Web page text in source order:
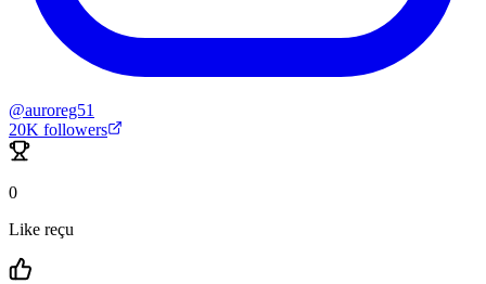
@auroreg51
20K followers
0
Like reçu